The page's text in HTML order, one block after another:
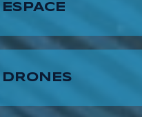
8
9
ESPACE
DRONES